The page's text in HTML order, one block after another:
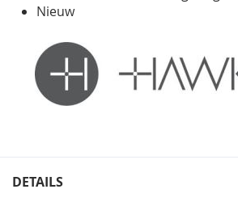
Nieuw
DETAILS